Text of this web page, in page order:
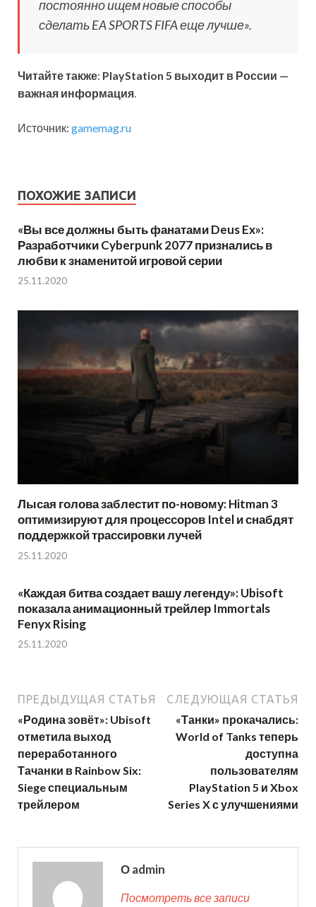
постоянно ищем новые способы
сделать EA SPORTS FIFA еще лучше».
Читайте также: PlayStation 5 выходит в России —
важная информация
Источник: gamemag.ru
ПОХОЖИЕ ЗАПИСИ
«Вы все должны быть фанатами Deus Ex»:
Разработчики Cyberpunk 2077 признались в
любви к знаменитой игровой серии
25.11.2020
Лысая голова заблестит по-новому: Hitman 3
оптимизируют для процессоров Intel и снабдят
поддержкой трассировки лучей
25.11.2020
«Каждая битва создает вашу легенду»: Ubisoft
показала анимационный трейлер Immortals
Fenyx Rising
25.11.2020
ПРЕДЫДУЩАЯ СТАТЬЯ
«Родина зовёт»: Ubisoft
отметила выход
переработанного
Тачанки в Rainbow Six:
Siege специальным
трейлером
СЛЕДУЮЩАЯ СТАТЬЯ
«Танки» прокачались:
World of Tanks теперь
доступна
пользователям
PlayStation 5 и Xbox
Series X с улучшениями
О admin
Посмотреть все записи